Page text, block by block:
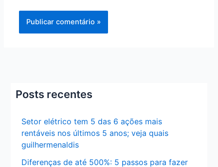
Posts recentes
Setor elétrico tem 5 das 6 ações mais
rentáveis nos últimos 5 anos; veja quais
guilhermenaldis
Diferenças de até 500%: 5 passos para fazer